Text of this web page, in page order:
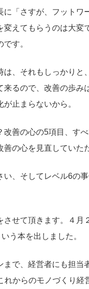
「さすが、フットワ
変えてもらうのは大
す。
、それもしっかりと
来るので、改善の歩み
止まらないから。
善の心の5項目、す
の心を見直していた
、そしてレベル6の
せて頂きます。４
う本を出しました。
で、経営者にも担当
れからのモノづくり経